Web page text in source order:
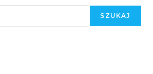
SZUKAJ